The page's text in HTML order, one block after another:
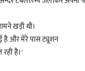
खड़ी थी।
है और मेरे पास ट्यूशन
है।'